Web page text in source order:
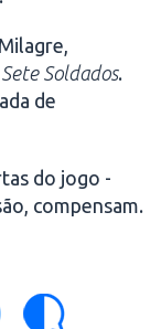
Sete Soldados.
de
do jogo -
compensam.